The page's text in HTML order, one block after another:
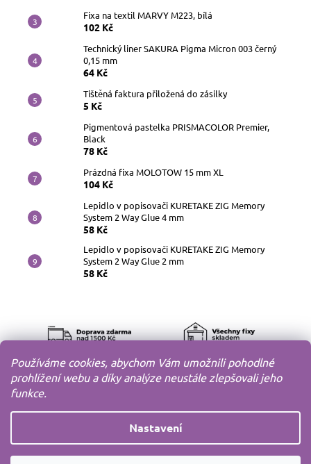
Používáme cookies, abychom Vám umožnili pohodlné
prohlížení webu a díky analýze neustále zlepšovali jeho
funkce.
Nastavení
Fixa na textil MARVY M223, bílá
102 Kč
Technický liner SAKURA Pigma Micron 003 černý
0,15 mm
64 Kč
Tištěná faktura přiložená do zásilky
5 Kč
Pigmentová pastelka PRISMACOLOR Premier,
Black
78 Kč
Prázdná fixa MOLOTOW 15 mm XL
104 Kč
Lepidlo v popisovači KURETAKE ZIG Memory
System 2 Way Glue 4 mm
58 Kč
Lepidlo v popisovači KURETAKE ZIG Memory
System 2 Way Glue 2 mm
58 Kč